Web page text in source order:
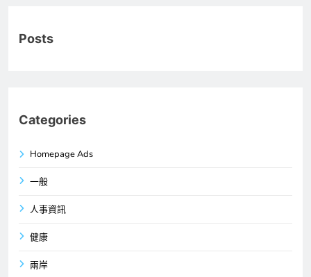
Posts
Categories
Homepage Ads
一般
人事資訊
健康
兩岸